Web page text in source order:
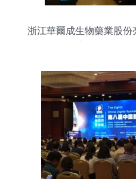
浙江華爾成生物藥業股